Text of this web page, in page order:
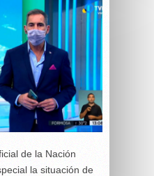
de la Nación
la situación de